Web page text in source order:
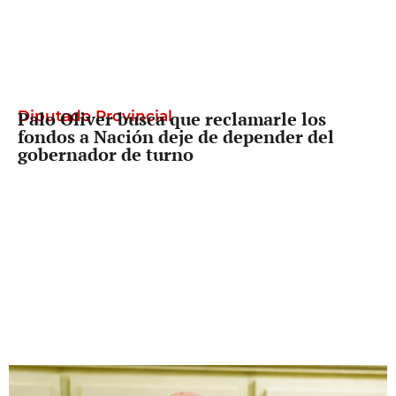
Diputado Provincial
Palo Oliver busca que reclamarle los
fondos a Nación deje de depender del
gobernador de turno